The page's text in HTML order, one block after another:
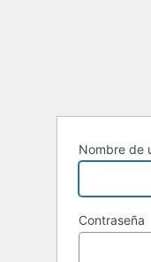
Nombre de
Contraseña